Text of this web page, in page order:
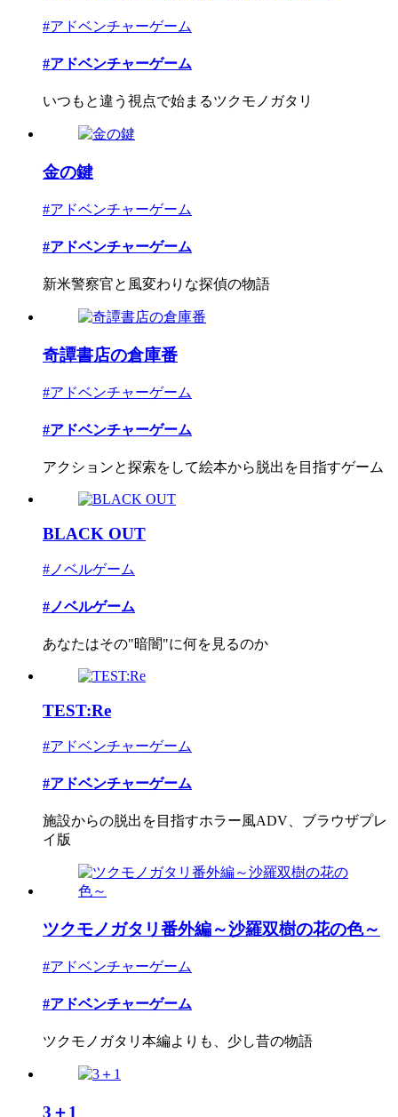
#アドベンチャーゲーム
#アドベンチャーゲーム
いつもと違う視点で始まるツクモノガタリ
金の鍵
#アドベンチャーゲーム
#アドベンチャーゲーム
新米警察官と風変わりな探偵の物語
奇譚書店の倉庫番
#アドベンチャーゲーム
#アドベンチャーゲーム
アクションと探索をして絵本から脱出を目指すゲーム
BLACK OUT
#ノベルゲーム
#ノベルゲーム
あなたはその"暗闇"に何を見るのか
TEST:Re
#アドベンチャーゲーム
#アドベンチャーゲーム
施設からの脱出を目指すホラー風ADV、ブラウザプレ
イ版
ツクモノガタリ番外編～沙羅双樹の花の色～
#アドベンチャーゲーム
#アドベンチャーゲーム
ツクモノガタリ本編よりも、少し昔の物語
3＋1